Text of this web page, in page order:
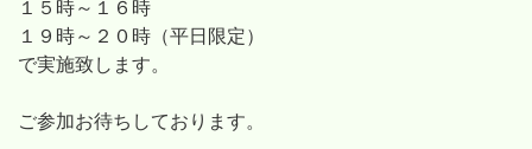
１５時～１６時
１９時～２０時（平日限定）
で実施致します。
ご参加お待ちしております。